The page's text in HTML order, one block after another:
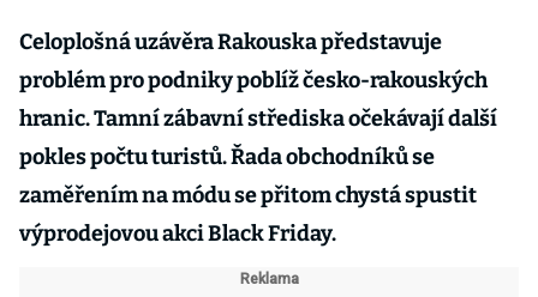
Celoplošná uzávěra Rakouska představuje
problém pro podniky poblíž česko-rakouských
hranic. Tamní zábavní střediska očekávají další
pokles počtu turistů. Řada obchodníků se
zaměřením na módu se přitom chystá spustit
výprodejovou akci Black Friday.